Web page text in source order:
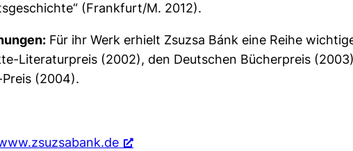
(Frankfurt/M. 2012).
Für ihr Werk erhielt Zsuzsa Bánk eine Reihe
Literaturpreis (2002), den Deutschen Bücherpreis
(2004).